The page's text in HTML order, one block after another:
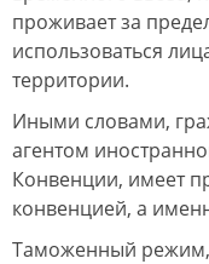
проживает за
использоваться
территории.
Иными словами,
агентом
Конвенции, имеет
конвенцией, а
Таможенный режим,